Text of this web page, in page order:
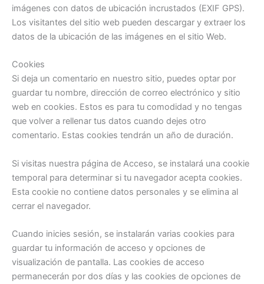
imágenes con datos de ubicación incrustados (EXIF GPS).
Los visitantes del sitio web pueden descargar y extraer los
datos de la ubicación de las imágenes en el sitio Web.
Cookies
Si deja un comentario en nuestro sitio, puedes optar por
guardar tu nombre, dirección de correo electrónico y sitio
web en cookies. Estos es para tu comodidad y no tengas
que volver a rellenar tus datos cuando dejes otro
comentario. Estas cookies tendrán un año de duración.
Si visitas nuestra página de Acceso, se instalará una cookie
temporal para determinar si tu navegador acepta cookies.
Esta cookie no contiene datos personales y se elimina al
cerrar el navegador.
Cuando inicies sesión, se instalarán varias cookies para
guardar tu información de acceso y opciones de
visualización de pantalla. Las cookies de acceso
permanecerán por dos días y las cookies de opciones de